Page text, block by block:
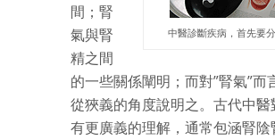
中醫診斷疾病，首先要
間；腎
氣與腎
精之間
的一些關係闡明；而對”腎氣”而
從狹義的角度說明之。古代中醫
有更廣義的理解，通常包涵腎陰